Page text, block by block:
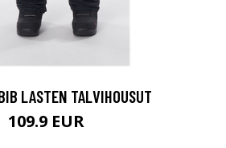
LASTEN TALVIHOUSUT
109.9 EUR